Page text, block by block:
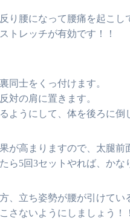
り腰になって腰痛を起こ
トレッチが有効です！！
同士をくっ付けます。
対の肩に置きます。
ようにして、体を後ろに倒
が高まりますので、太腿前
ら5回3セットやれば、かな
、立ち姿勢が腰が引けてい
さないようにしましょう！！